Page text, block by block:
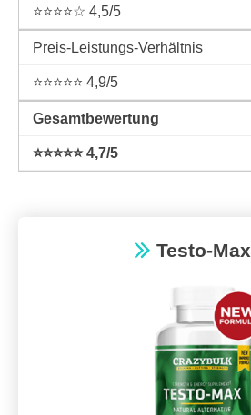
⭐⭐⭐⭐☆ 4,5/5
Preis-Leistungs-Verhältnis
⭐⭐⭐⭐⭐ 4,9/5
Gesamtbewertung
⭐⭐⭐⭐⭐ 4,7/5
Testo-Max